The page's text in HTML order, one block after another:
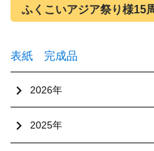
ふくこいアジア祭り様15
表紙 完成品
chevron_right 2026年
chevron_right 2025年